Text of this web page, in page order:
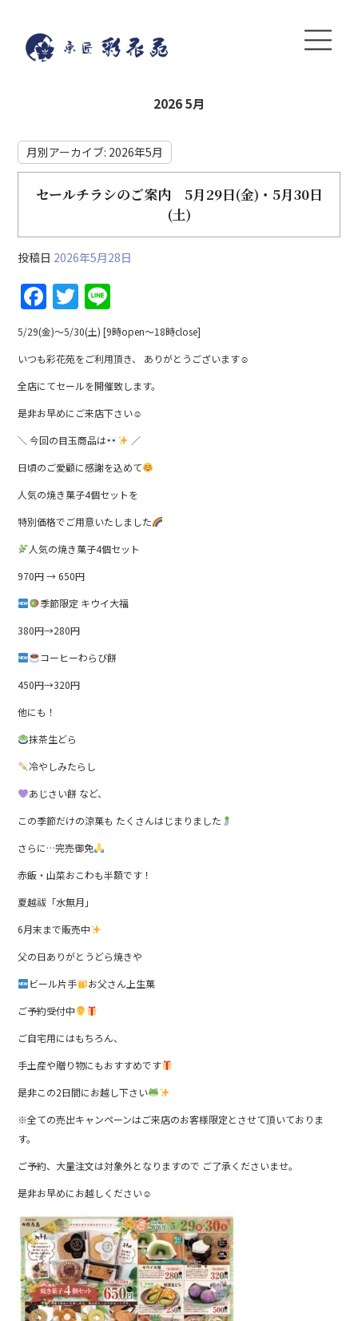
2026 5月
月別アーカイブ: 2026年5月
セールチラシのご案内 5月29日(金)・5月30日
(土)
投稿日 2026年5月28日
F
a
c
e
b
o
o
k
T
w
itt
er
n
e
5/29(金)〜5/30(土) [9時open〜18時close]
いつも彩花苑をご利用頂き、 ありがとうございます☺︎
全店にてセールを開催致します。
是非お早めにご来店下さい☺︎
＼ 今回の目玉商品は
／
日頃のご愛顧に感謝を込めて
人気の焼き菓子4個セットを
特別価格でご用意いたしました
人気の焼き菓子4個セット
970円 → 650円
季節限定 キウイ大福
380円→280円
コーヒーわらび餅
450円→320円
他にも！
抹茶生どら
冷やしみたらし
あじさい餅 など、
この季節だけの涼菓も たくさんはじまりました
さらに…完売御免
赤飯・山菜おこわも半額です！
夏越祓「水無月」
6月末まで販売中
父の日ありがとうどら焼きや
ビール片手
お父さん上生菓
ご予約受付中
ご自宅用にはもちろん、
手土産や贈り物にもおすすめです
是非この2日間にお越し下さい
※全ての売出キャンペーンはご来店のお客様限定とさせて頂いておりま
す。
ご予約、大量注文は対象外となりますので ご了承くださいませ。
是非お早めにお越しください☺︎